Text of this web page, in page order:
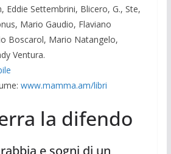
Eddie Settembrini, Blicero, G., Ste,
Mario Gaudio, Flaviano
Boscarol, Mario Natangelo,
Ventura.
www.mamma.am/libri
la difendo
e sogni di un